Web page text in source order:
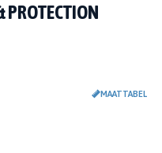
PROTECTION
MAATTABEL